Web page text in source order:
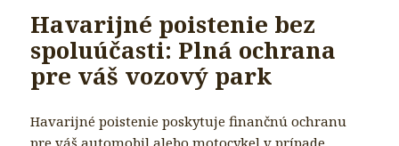
Havarijné poistenie bez
spoluúčasti: Plná ochrana
pre váš vozový park
Havarijné poistenie poskytuje finančnú ochranu
pre váš automobil alebo motocykel v prípade